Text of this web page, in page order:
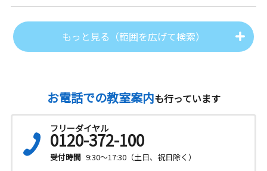
もっと見る（範囲を広げて検索）
お電話での教室案内も行っています
フリーダイヤル
0120-372-100
受付時間 9:30～17:30（土日、祝日除く）